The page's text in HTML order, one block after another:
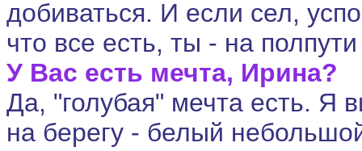
добиваться. И если сел,
что все есть, ты - на
У Вас есть мечта, Ирина?
Да, "голубая" мечта есть. Я
на берегу - белый